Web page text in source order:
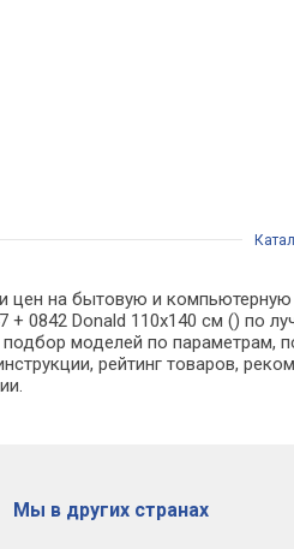
цен на бытовую и
+ 0842 Donald 110х140 см () по
подбор моделей по параметрам,
рейтинг товаров,
Мы в других странах